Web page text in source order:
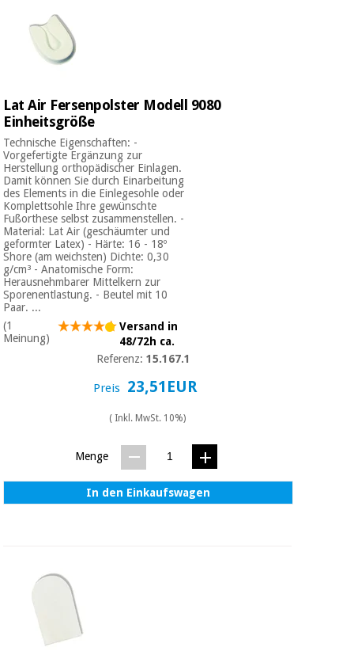
Lat Air Fersenpolster Modell 9080
Einheitsgröße
Technische Eigenschaften: -
Vorgefertigte Ergänzung zur
Herstellung orthopädischer Einlagen.
Damit können Sie durch Einarbeitung
des Elements in die Einlegesohle oder
Komplettsohle Ihre gewünschte
Fußorthese selbst zusammenstellen. -
Material: Lat Air (geschäumter und
geformter Latex) - Härte: 16 - 18º
Shore (am weichsten) Dichte: 0,30
g/cm³ - Anatomische Form:
Herausnehmbarer Mittelkern zur
Sporenentlastung. - Beutel mit 10
Paar. ...
(1
Meinung)
Versand in
48/72h ca.
Referenz:15.167.1
Preis 23,51EUR
( Inkl. MwSt. 10%)
Menge
In den Einkaufswagen